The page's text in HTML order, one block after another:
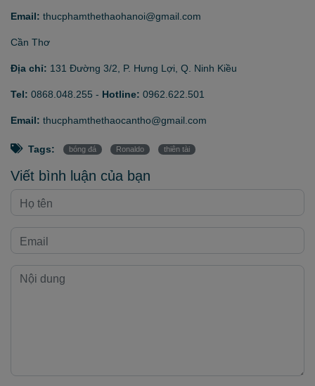
Email: thucphamthethaohanoi@gmail.com
Cần Thơ
Địa chỉ: 131 Đường 3/2, P. Hưng Lợi, Q. Ninh Kiều
Tel: 0868.048.255 - Hotline: 0962.622.501
Email: thucphamthethaocantho@gmail.com
Tags: bóng đá Ronaldo thiên tài
Viết bình luận của bạn